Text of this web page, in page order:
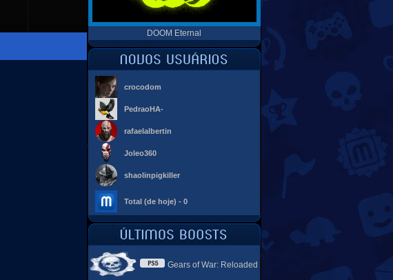
DOOM Eternal
crocodom
PedraoHA-
rafaelalbertin
Joleo360
shaolinpigkiller
Total (de hoje) - 0
Gears of War: Reloaded